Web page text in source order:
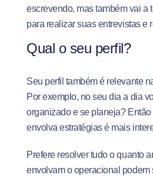
escrevendo, mas também vai a
para realizar suas entrevistas e
Qual o seu perfil?
Seu perfil também é relevante
Por exemplo, no seu dia a dia
organizado e se planeja?
envolva estratégias é mais
Prefere resolver tudo o quanto
envolvam o operacional podem